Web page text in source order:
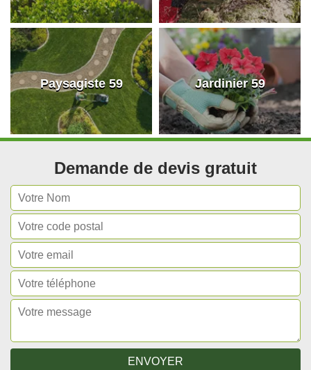
Paysagiste 59 Jardinier 59
Demande de devis gratuit